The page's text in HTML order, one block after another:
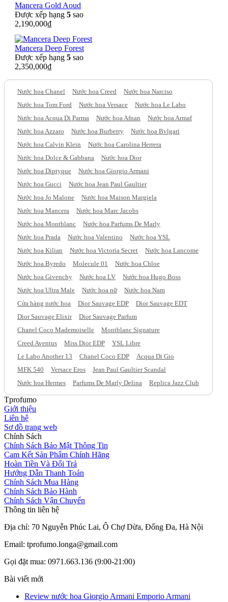
Mancera Gold Aoud
Được xếp hạng 5 sao
2,190,000₫
Mancera Deep Forest
Được xếp hạng 5 sao
2,350,000₫
Nước hoa Chanel Nước hoa Creed
Nước hoa Narciso
Nước hoa Tom Ford
Nước hoa Versace
Nước hoa Le Labo
Nước hoa Acqua Di Parma
Nước hoa Afnan
Nước hoa Armaf
Nước hoa Azzaro
Nước hoa Burberry
Nước hoa Bvlgari
Nước hoa Calvin Klein
Nước hoa Carolina Herrera
Nước hoa Dolce & Gabbana
Nước hoa Dior
Nước hoa Diptyque
Nước hoa Giorgio Armani
Nước hoa Gucci
Nước hoa Jean Paul Gaultier
Nước hoa Jo Malone
Nước hoa Maison Margiela
Nước hoa Mancera
Nước hoa Marc Jacobs
Nước hoa Montblanc
Nước hoa Parfums De Marly
Nước hoa Prada
Nước hoa Valentino
Nước hoa YSL
Nước hoa Kilian
Nước hoa Victoria Secret
Nước hoa Lancome
Nước hoa Byredo
Molecule 01
Nước hoa Chloe
Nước hoa Givenchy
Nước hoa LV
Nước hoa Hugo Boss
Nước hoa Ultra Male
Nước hoa nữ
Nước hoa Nam
Cửa hàng nước hoa
Dior Sauvage EDP
Dior Sauvage EDT
Dior Sauvage Elixir
Dior Sauvage Parfum
Chanel Coco Mademoiselle
Montblanc Signature
Creed Aventus
Miss Dior EDP
YSL Libre
Le Labo Another 13
Chanel Coco EDP
Acqua Di Gio
MFK 540
Versace Eros
Jean Paul Gaultier Scandal
Nước hoa Hermes
Parfums De Marly Delina Replica Jazz Club
Tprofumo
Giới thiệu
Liên hệ
Sơ đồ trang web
Chính Sách
Chính Sách Bảo Mật Thông Tin
Cam Kết Sản Phẩm Chính Hãng
Hoàn Tiền Và Đổi Trả
Hướng Dẫn Thanh Toán
Chính Sách Mua Hàng
Chính Sách Bảo Hành
Chính Sách Vận Chuyển
Thông tin liên hệ
Địa chỉ: 70 Nguyễn Phúc Lai, Ô Chợ Dừa, Đống Đa, Hà Nội
Email: tprofumo.longa@gmail.com
Gọi đặt mua: 0971.663.136 (9:00-21:00)
Bài viết mới
Review nước hoa Giorgio Armani Emporio Armani